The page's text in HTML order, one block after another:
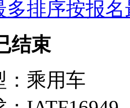
多排序按报
结束
乘用车